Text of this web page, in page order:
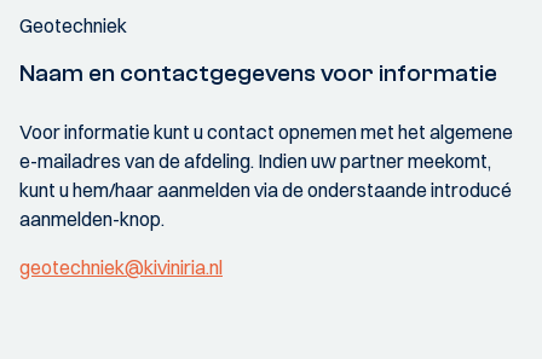
Geotechniek
Naam en contactgegevens voor informatie
Voor informatie kunt u contact opnemen met het algemene
e-mailadres van de afdeling. Indien uw partner meekomt,
kunt u hem/haar aanmelden via de onderstaande introducé
aanmelden-knop.
geotechniek@kiviniria.nl